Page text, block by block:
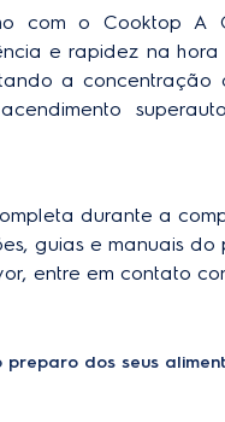
do produto embalado
do produto embalado
gás
do produto
com o Cooktop A
e rapidez na hora
a concentração
durante a
guias e manuais
entre em contato
dos seus